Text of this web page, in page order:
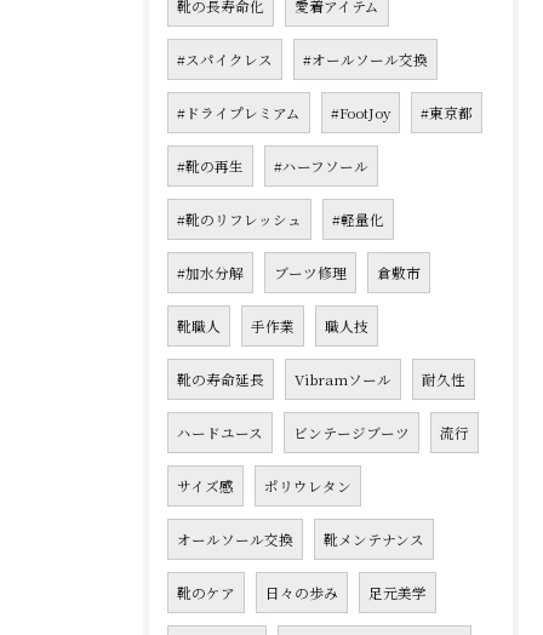
靴の長寿命化 愛着アイテム
#スパイクレス #オールソール交換
#ドライプレミアム #FootJoy #東京都
#靴の再生 #ハーフソール
#靴のリフレッシュ #軽量化
#加水分解 ブーツ修理 倉敷市
靴職人 手作業 職人技
靴の寿命延長 Vibramソール 耐久性
ハードユース ビンテージブーツ 流行
サイズ感 ポリウレタン
オールソール交換 靴メンテナンス
靴のケア 日々の歩み 足元美学